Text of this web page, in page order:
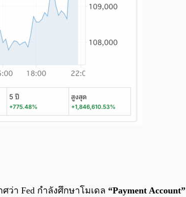
ว่า Fed กำลังศึกษาโมเดล “Payment Account”